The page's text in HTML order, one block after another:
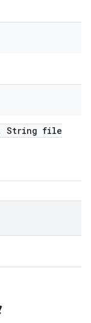
String file